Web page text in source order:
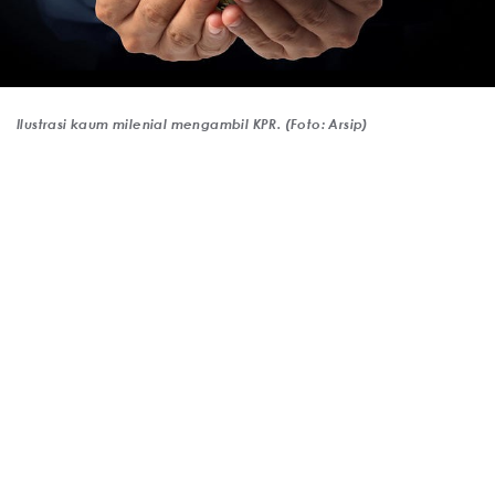
Ilustrasi kaum milenial mengambil KPR. (Foto: Arsip)